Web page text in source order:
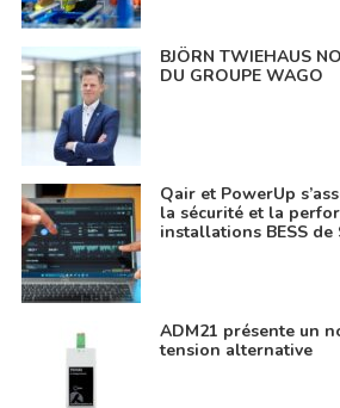
BJÖRN TWIEHAUS
DU GROUPE WAGO
Qair et PowerUp
la sécurité et la
installations BESS de
ADM21 présente un
tension alternative